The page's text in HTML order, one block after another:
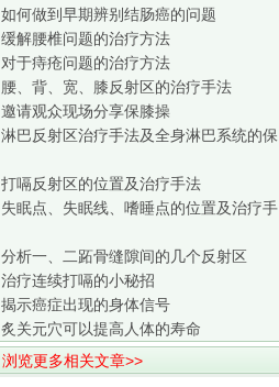
如何做到早期辨别结肠癌的问题
缓解腰椎问题的治疗方法
对于痔疮问题的治疗方法
腰、背、宽、膝反射区的治疗手法
邀请观众现场分享保膝操
淋巴反射区治疗手法及全身淋巴系统的保
打嗝反射区的位置及治疗手法
失眠点、失眠线、嗜睡点的位置及治疗手
分析一、二跖骨缝隙间的几个反射区
治疗连续打嗝的小秘招
揭示癌症出现的身体信号
炙关元穴可以提高人体的寿命
浏览更多相关文章>>